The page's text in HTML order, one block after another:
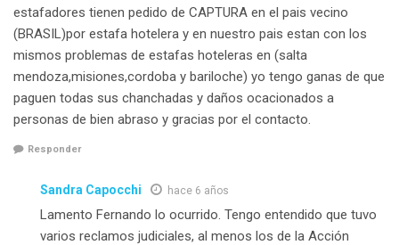
estafadores tienen pedido de CAPTURA en el pais vecino
(BRASIL)por estafa hotelera y en nuestro pais estan con los
mismos problemas de estafas hoteleras en (salta
mendoza,misiones,cordoba y bariloche) yo tengo ganas de que
paguen todas sus chanchadas y daños ocacionados a
personas de bien abraso y gracias por el contacto.
Responder
Sandra Capocchi hace 6 años
Lamento Fernando lo ocurrido. Tengo entendido que tuvo
varios reclamos judiciales, al menos los de la Acción